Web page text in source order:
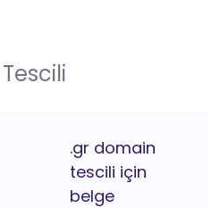
.gr domain
tescili için
belge